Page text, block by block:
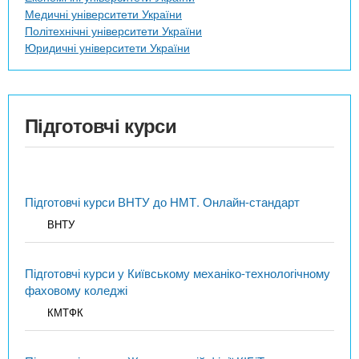
Медичні університети України
Політехнічні університети України
Юридичні університети України
Підготовчі курси
Підготовчі курси ВНТУ до НМТ. Онлайн-стандарт
ВНТУ
Підготовчі курси у Київському механіко-технологічному
фаховому коледжі
КМТФК